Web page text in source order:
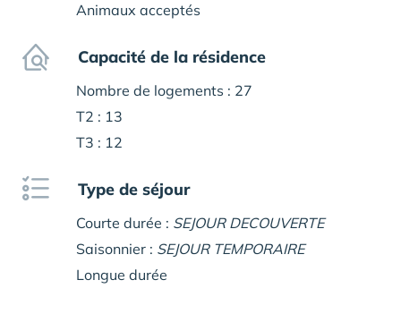
Animaux acceptés
Capacité de la résidence
Nombre de logements : 27
T2 : 13
T3 : 12
Type de séjour
Courte durée : SEJOUR DECOUVERTE
Saisonnier : SEJOUR TEMPORAIRE
Longue durée